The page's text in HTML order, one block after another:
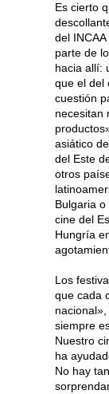
Es cierto
del
parte de
hacia allí:
que el del
cuestión
necesitan
asiático
del Este
otros
Bulgaria
cine del
Hungría
Los
que cada
siempre
Nuestro
ha
No hay